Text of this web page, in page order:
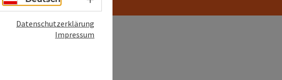
Datenschutzerklärung
Impressum